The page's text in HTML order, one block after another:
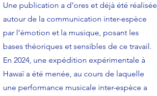
Une publication a d’ores et déjà été réalisée
autour de la communication inter-espèce
par l’émotion et la musique, posant les
bases théoriques et sensibles de ce travail.
En 2024, une expédition expérimentale à
Hawaï a été menée, au cours de laquelle
une performance musicale inter-espèce a